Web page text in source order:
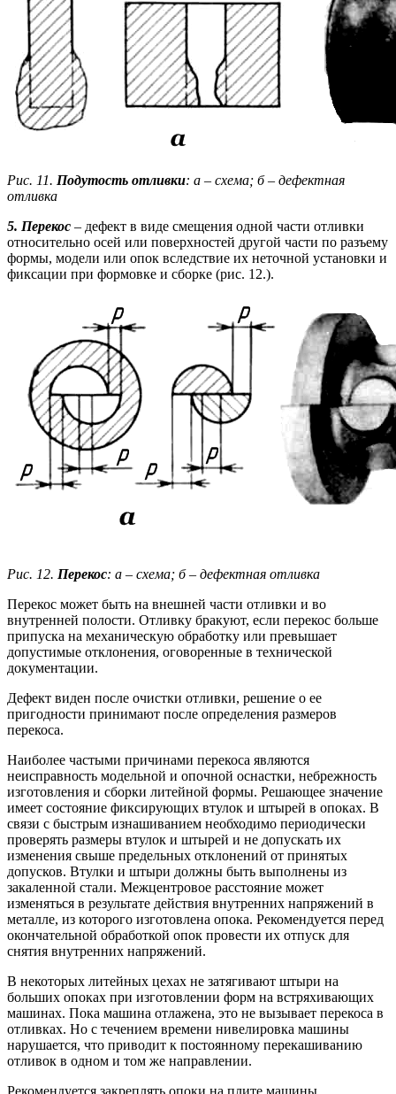
Рис. 11. Подутость отливки: а – схема; б– дефектная
отливка
5. Перекос – дефект в виде смещения одной части отливки
относительно осей или поверхностей другой части по разъему
формы, модели или опок вследствие их неточной установки и
фиксации при формовке и сборке (рис. 12.).
Рис. 12. Перекос: а – схема; б– дефектная отливка
Перекос может быть на внешней части отливки и во
внутренней полости. Отливку бракуют, если перекос больше
припуска на механическую обработку или превышает
допустимые отклонения, оговоренные в технической
документации.
Дефект виден после очистки отливки, решение о ее
пригодности принимают после определения размеров
перекоса.
Наиболее частыми причинами перекоса являются
неисправность модельной и опочной оснастки, небрежность
изготовления и сборки литейной формы. Решающее значение
имеет состояние фиксирующих втулок и штырей в опоках. В
связи с быстрым изнашиванием необходимо периодически
проверять размеры втулок и штырей и не допускать их
изменения свыше предельных отклонений от принятых
допусков. Втулки и штыри должны быть выполнены из
закаленной стали. Межцентровое расстояние может
изменяться в результате действия внутренних напряжений в
металле, из которого изготовлена опока. Рекомендуется перед
окончательной обработкой опок провести их отпуск для
снятия внутренних напряжений.
В некоторых литейных цехах не затягивают штыри на
больших опоках при изготовлении форм на встряхивающих
машинах. Пока машина отлажена, это не вызывает перекоса в
отливках. Но с течением времени нивелировка машины
нарушается, что приводит к постоянному перекашиванию
отливок в одном и том же направлении.